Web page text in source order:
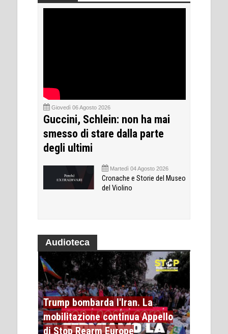
Giovedì 06 Agosto 2026
Guccini, Schlein: non ha mai
smesso di stare dalla parte
degli ultimi
Martedì 04 Agosto 2026
Cronache e Storie del Museo
del Violino
Audioteca
Trump bombarda l'Iran. La
mobilitazione continua Appello
di Stop Rearm Europe